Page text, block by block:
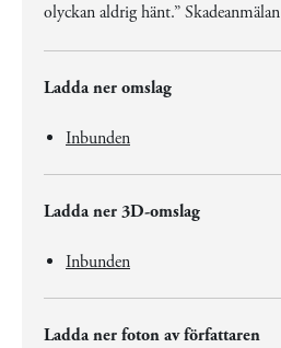
olyckan aldrig hänt.” Skadeanmälan
Ladda ner omslag
Inbunden
Ladda ner 3D-omslag
Inbunden
Ladda ner foton av författaren